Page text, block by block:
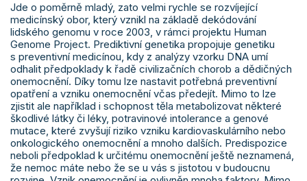
Jde o poměrně mladý, zato velmi rychle se rozvíjející
medicínský obor, který vznikl na základě dekódování
lidského genomu v roce 2003, v rámci projektu Human
Genome Project. Prediktivní genetika propojuje genetiku
s preventivní medicínou, kdy z analýzy vzorku DNA umí
odhalit předpoklady k řadě civilizačních chorob a dědičných
onemocnění. Díky tomu lze nastavit potřebná preventivní
opatření a vzniku onemocnění včas předejít. Mimo to lze
zjistit ale například i schopnost těla metabolizovat některé
škodlivé látky či léky, potravinové intolerance a genové
mutace, které zvyšují riziko vzniku kardiovaskulárního nebo
onkologického onemocnění a mnoho dalších. Predispozice
neboli předpoklad k určitému onemocnění ještě neznamená,
že nemoc máte nebo že se u vás s jistotou v budoucnu